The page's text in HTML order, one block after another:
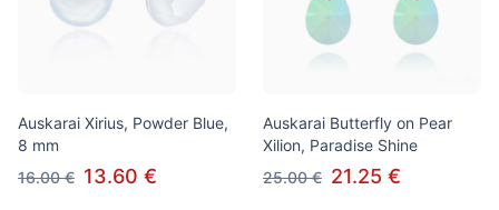
Auskarai Xirius, Powder Blue,
8 mm
16.00 € 13.60 €
Auskarai Butterfly on Pear
Xilion, Paradise Shine
25.00 € 21.25 €